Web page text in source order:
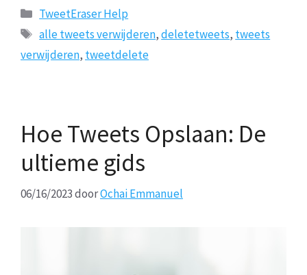
Categorieën
TweetEraser Help
Tags
alle tweets verwijderen,deletetweets, tweets
verwijderen, tweetdelete
Hoe Tweets Opslaan: De
ultieme gids
06/16/2023doorOchai Emmanuel